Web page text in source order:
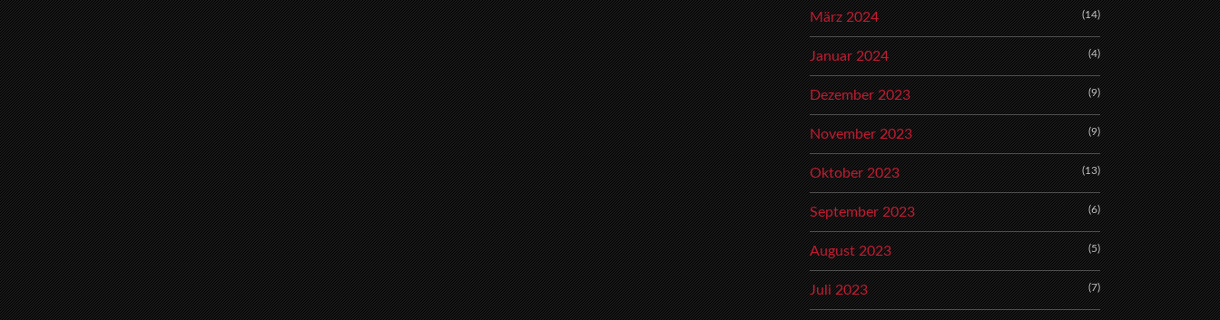
März 2024 (14)
Januar 2024 (4)
Dezember 2023 (9)
November 2023 (9)
Oktober 2023 (13)
September 2023 (6)
August 2023 (5)
Juli 2023 (7)